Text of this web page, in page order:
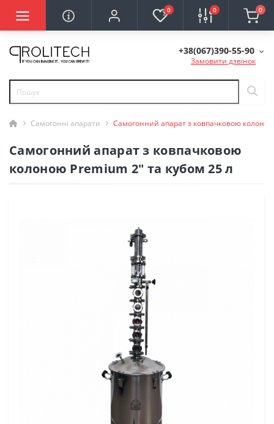
0 0 0
+38(067)390-55-90
Замовити дзвінок
Самогонні апарати Самогонний апарат з ковпачковою
Самогонний апарат з ковпачковою
колоною Premium 2″ та кубом 25 л